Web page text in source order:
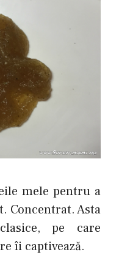
mele pentru a
Concentrat. Asta
pe care
îi captivează.